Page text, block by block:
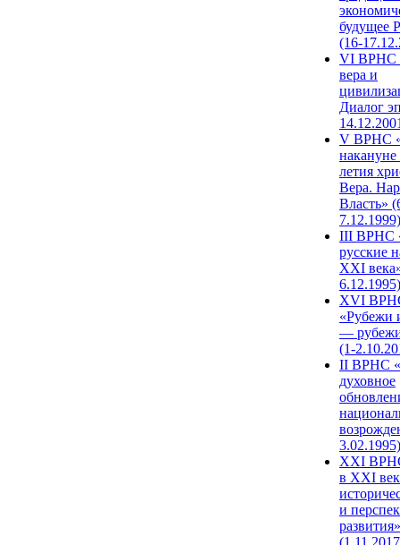
будущее
(16-
VI ВРНС
вера и
Диалог
V ВРНС
накануне
летия
Вера.
Власть»
7.12.1999)
III ВРНС
русские
XXI
6.12.1995)
XVI
«Рубежи
—
(1-
II ВРНС
духовное
3.02.1995)
XХI
в XXI
и
развития»